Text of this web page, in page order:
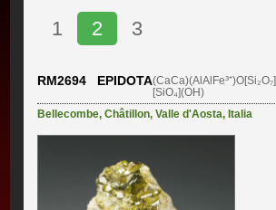
1 2 3
RM2694 EPIDOTA(CaCa)(AlAlFe³⁺)O[Si₂O₇]
[SiO₄](OH)
Bellecombe,Châtillon,Valle d'Aosta, Italia